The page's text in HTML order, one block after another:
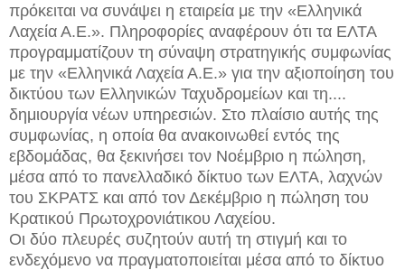
πρόκειται να συνάψει η εταιρεία με την «Ελληνικά
Λαχεία Α.Ε.». Πληροφορίες αναφέρουν ότι τα ΕΛΤΑ
προγραμματίζουν τη σύναψη στρατηγικής συμφωνίας
με την «Ελληνικά Λαχεία Α.Ε.» για την αξιοποίηση του
δικτύου των Ελληνικών Ταχυδρομείων και τη....
δημιουργία νέων υπηρεσιών. Στο πλαίσιο αυτής της
συμφωνίας, η οποία θα ανακοινωθεί εντός της
εβδομάδας, θα ξεκινήσει τον Νοέμβριο η πώληση,
μέσα από το πανελλαδικό δίκτυο των ΕΛΤΑ, λαχνών
του ΣΚΡΑΤΣ και από τον Δεκέμβριο η πώληση του
Κρατικού Πρωτοχρονιάτικου Λαχείου.
Οι δύο πλευρές συζητούν αυτή τη στιγμή και το
ενδεχόμενο να πραγματοποιείται μέσα από το δίκτυο